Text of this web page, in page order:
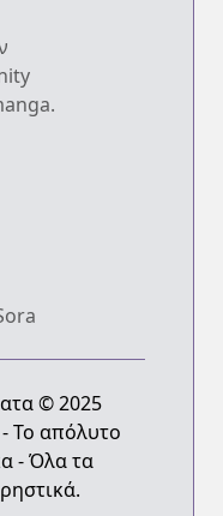
© 2025
Το απόλυτο
- Όλα τα